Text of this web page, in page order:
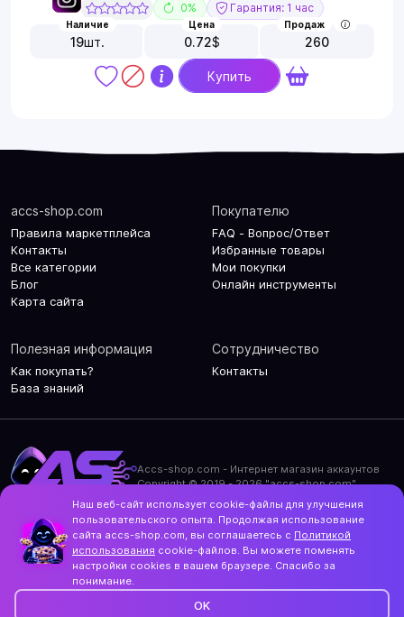
0% Гарантия: 1 час
Наличие
19шт.
Цена
0.72$
Продаж
260
Купить
accs-shop.com
Правила маркетплейса
Контакты
Все категории
Блог
Карта сайта
Покупателю
FAQ - Вопрос/Ответ
Избранные товары
Мои покупки
Онлайн инструменты
Полезная информация
Как покупать?
База знаний
Сотрудничество
Контакты
Accs-shop.com - Интернет магазин аккаунтов
Copyright © 2019 - 2026 "accs-shop.com"
Политика использования cookie-файлов
Контакты и актуальный адрес сайта
Structo
Дизайн и разработка
Наш веб-сайт использует cookie-файлы для улучшения
пользовательского опыта. Продолжая использование
сайта accs-shop.com, вы соглашаетесь с Политикой
использования cookie-файлов. Вы можете поменять
настройки cookies в вашем браузере. Спасибо за
понимание.
OK